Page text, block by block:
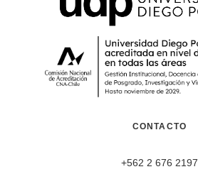
CONTACTO
+562 2 676 2197